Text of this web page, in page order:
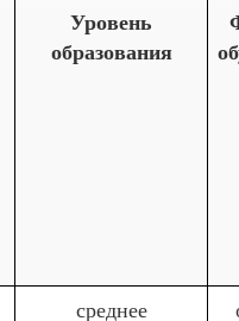
Уровень
образования
среднее